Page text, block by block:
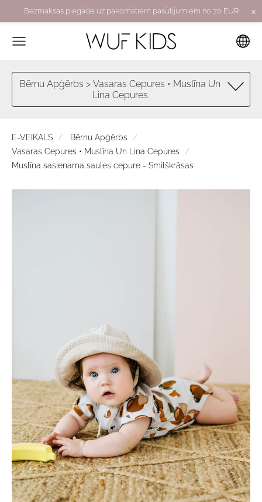
Bezmaksas piegāde uz pakomātiem pasūtījumiem no 70 EUR ×
Bērnu Apģērbs > Vasaras Cepures • Muslīna Un
Lina Cepures
E-VEIKALS
Bērnu Apģērbs
Vasaras Cepures • Muslīna Un Lina Cepures
Muslīna sasienama saules cepure - Smilškrāsas